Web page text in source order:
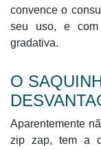
convence o
seu uso, e com
gradativa.
O
Aparentemente
zip zap, tem a